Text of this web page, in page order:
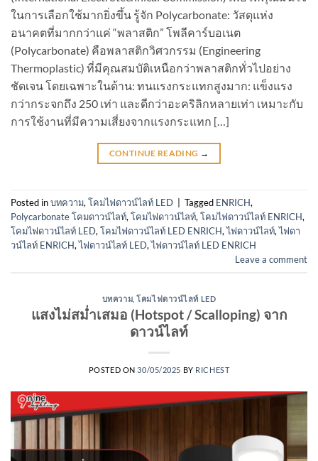
ในการเลือกใช้มากยิ่งขึ้น รู้จัก Polycarbonate: วัสดุแห่ง
อนาคตที่มากกว่าแค่ “พลาสติก” โพลีคาร์บอเนต
(Polycarbonate) คือพลาสติกวิศวกรรม (Engineering
Thermoplastic) ที่มีคุณสมบัติเหนือกว่าพลาสติกทั่วไปอย่าง
ชัดเจน โดยเฉพาะในด้าน: ทนแรงกระแทกสูงมาก: แข็งแรง
กว่ากระจกถึง 250 เท่า และดีกว่าอะคริลิกหลายเท่า เหมาะกับ
การใช้งานที่มีความเสี่ยงจากแรงกระแทก […]
CONTINUE READING →
Posted inบทความ, โคมไฟดาวน์ไลท์ LED Tagged ENRICH,
Polycarbonate โคมดาวน์ไลท์, โคมไฟดาวน์ไลท์, โคมไฟดาวน์ไลท์ ENRICH,
โคมไฟดาวน์ไลท์ LED, โคมไฟดาวน์ไลท์ LED ENRICH,ไฟดาวน์ไลท์,ไฟดา
วน์ไลท์ ENRICH,ไฟดาวน์ไลท์ LED,ไฟดาวน์ไลท์ LED ENRICH
Leave a comment
บทความ ,โคมไฟดาวน์ไลท์ LED
แสงไม่สม่ำเสมอ (Hotspot / Scalloping) จาก
ดาวน์ไลท์
POSTED ON30/05/2025 BY RICHEST